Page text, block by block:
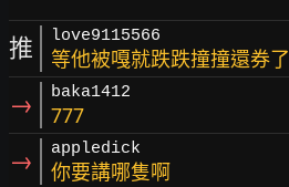
推 love9115566
等他被嘎就跌跌撞撞還券了
→ baka1412
777
→ appledick
你要講哪隻啊